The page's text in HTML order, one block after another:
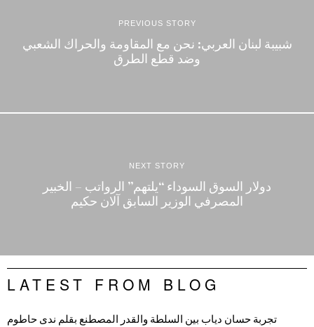
PREVIOUS STORY
شبيبة لبنان العربي: نحن مع المقاومة والحراك الشعبي
وضد قطع الطرق
NEXT STORY
دولار السوق السوداء “يلتهم” الرواتب – الخبير
المصرفي الوزير السابق آلان حكيم
LATEST FROM BLOG
تجربة حسان دياب بين السلطة والقدر المصطنع بقلم ندى حاطوم